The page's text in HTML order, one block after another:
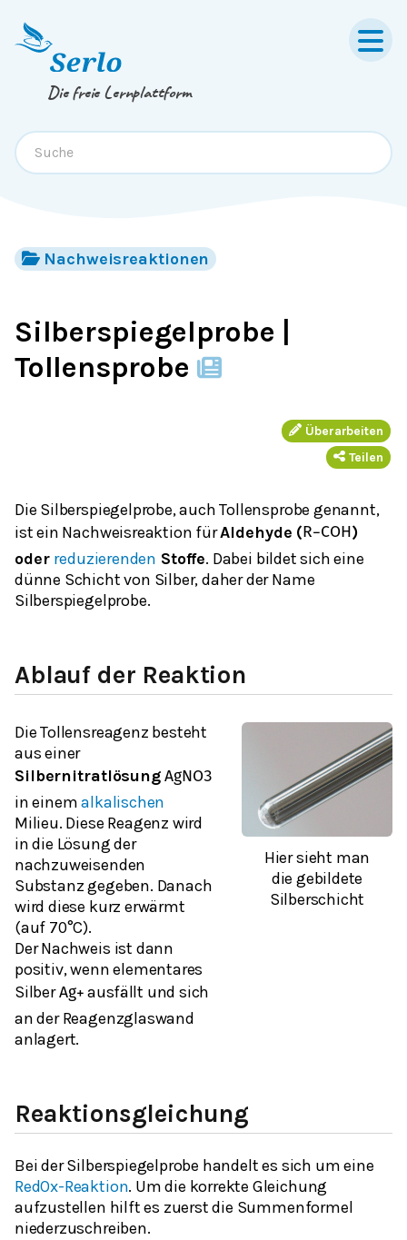
Springe zum
Die freie Lernplattform
Nachweisreaktionen
Silberspiegelprobe |
Tollensprobe
Überarbeiten
Teilen
Die Silberspiegelprobe, auch Tollensprobe genannt,
ist ein Nachweisreaktion fürAldehyde ( R−COH )
oder reduzierenden Stoffe. Dabei bildet sich eine
dünne Schicht von Silber, daher der Name
Silberspiegelprobe.
Ablauf der Reaktion
DieTollensreagenz besteht
aus einer
Silbernitratlösung AgN O3
in einemalkalischen
Milieu. Diese Reagenz wird
in die Lösung der
nachzuweisenden
Substanz gegeben. Danach
wird diese kurz erwärmt
(auf 70°C).
Der Nachweis ist dann
positiv, wenn elementares
SilberAg+ ausfällt und sich
an der Reagenzglaswand
anlagert.
Hier sieht man
die gebildete
Silberschicht
Reaktionsgleichung
Bei der Silberspiegelprobe handelt es sich um eine
RedOx-Reaktion. Um die korrekte Gleichung
aufzustellen hilft es zuerst die Summenformel
niederzuschreiben.